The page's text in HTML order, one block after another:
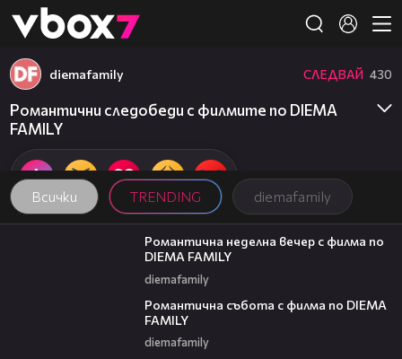
👾
Всички TRENDING diemafamily
diemafamily СЛЕДВАЙ 430
Романтични следобеди с филмите по DIEMA
FAMILY
00:20
Романтична неделна вечер с филма по
DIEMA FAMILY
diemafamily
Романтична събота с филма по DIEMA
FAMILY
diemafamily